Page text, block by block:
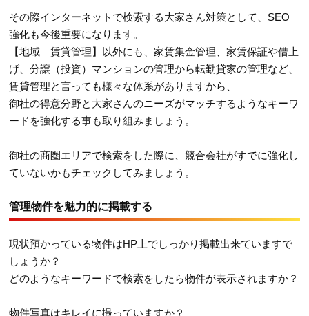
その際インターネットで検索する大家さん対策として、SEO
強化も今後重要になります。
【地域 賃貸管理】以外にも、家賃集金管理、家賃保証や借上
げ、分譲（投資）マンションの管理から転勤貸家の管理など、
賃貸管理と言っても様々な体系がありますから、
御社の得意分野と大家さんのニーズがマッチするようなキーワ
ードを強化する事も取り組みましょう。
御社の商圏エリアで検索をした際に、競合会社がすでに強化し
ていないかもチェックしてみましょう。
管理物件を魅力的に掲載する
現状預かっている物件はHP上でしっかり掲載出来ていますで
しょうか？
どのようなキーワードで検索をしたら物件が表示されますか？
物件写真はキレイに撮っていますか？